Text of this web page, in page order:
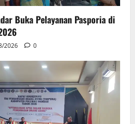
Buka Pelayanan Pasporia di
2026 0